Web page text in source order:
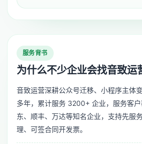
服务背书
为什么不少企业会找音致运
音致运营深耕公众号迁移、小程序主体
多年，累计服务 3200+ 企业，服务客
东、顺丰、万达等知名企业，支持先服
理、可签合同开发票。